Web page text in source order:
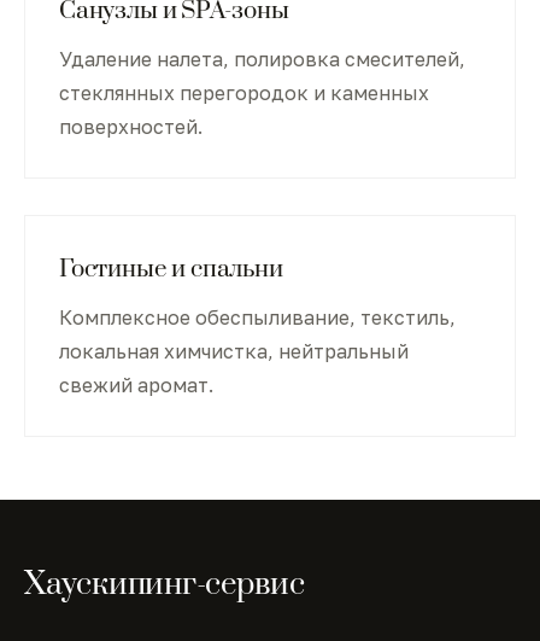
Санузлы и SPA-зоны
Удаление налета, полировка смесителей,
стеклянных перегородок и каменных
поверхностей.
Гостиные и спальни
Комплексное обеспыливание, текстиль,
локальная химчистка, нейтральный
свежий аромат.
Хаускипинг-сервис